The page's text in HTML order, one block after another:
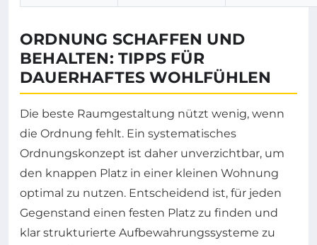
ORDNUNG SCHAFFEN UND
BEHALTEN: TIPPS FÜR
DAUERHAFTES WOHLFÜHLEN
Die beste Raumgestaltung nützt wenig, wenn
die Ordnung fehlt. Ein systematisches
Ordnungskonzept ist daher unverzichtbar, um
den knappen Platz in einer kleinen Wohnung
optimal zu nutzen. Entscheidend ist, für jeden
Gegenstand einen festen Platz zu finden und
klar strukturierte Aufbewahrungssysteme zu